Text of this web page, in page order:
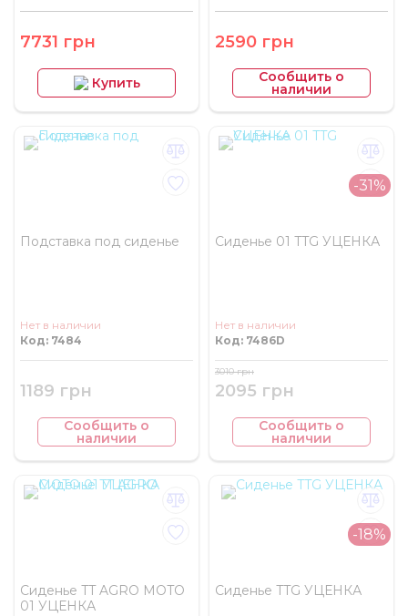
7731 грн
Купить
2590 грн
Сообщить о
наличии
Подставка под сиденье
Нет в наличии
Код: 7484
1189 грн
Сообщить о
наличии
-31%
Сиденье 01 TTG УЦЕНКА
Нет в наличии
Код: 7486D
2095 грн
3010 грн
Сообщить о
наличии
Сиденье TT AGRO MOTO
01 УЦЕНКА
-18%
Сиденье TTG УЦЕНКА